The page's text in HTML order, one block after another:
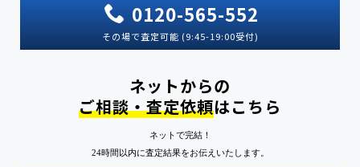
0120-565-552
その場で査定可能 (9:45-19:00受付)
ネットからの
ご相談・査定依頼はこちら
ネットで完結！
24時間以内に査定結果をお伝えいたします。